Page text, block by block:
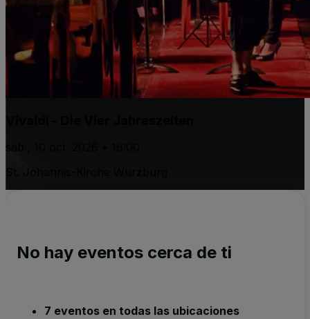
No hay eventos cerca de ti
7 eventos en todas las ubicaciones